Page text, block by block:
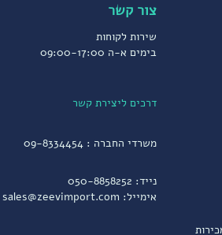
שירות לקוחות
בימים א-ה 09:00-17:00
דרכים ליצירת קשר
משרדי החברה : 09-8334454
נייד: 050-8858252
אימייל: sales@zeevimport.com
צור קשר